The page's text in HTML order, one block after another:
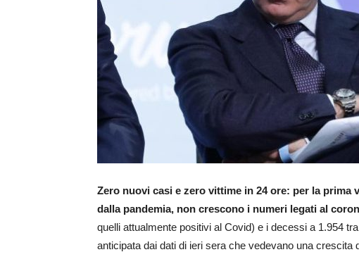
Zero nuovi casi e zero vittime in 24 ore: per la prima
dalla pandemia, non crescono i numeri legati al
quelli attualmente positivi al Covid) e i decessi a 1.954
anticipata dai dati di ieri sera che vedevano una crescita